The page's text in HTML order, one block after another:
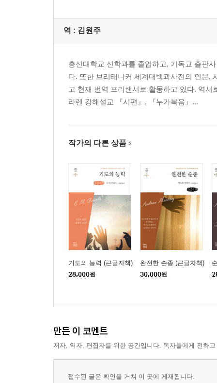
제7장 용서하시는 하나님·느
에 스 더
제1장 누가 알겠느냐·에 4:13,14…
제2장 에스더서에서 보는 하나님의 섭리·
역 : 김원주
총신대학교 신학과를 졸업하고, 기독교 출판
다. 또한 브리태니커 세계대백과사전의 인문,
고 현재 번역 프리랜서로 활동하고 있다. 역
라렌 강해설교 『시편』, 『누가복음』...
작가의 다른 상품
기도의 능력 (큰글자책)
28,000원
완전한 순종 (큰글자책)
30,000원
만든 이 코멘트
저자, 역자, 편집자를 위한 공간입니다. 독자들에게 전하
접수된 글은 확인을 거쳐 이 곳에 게재됩니다.